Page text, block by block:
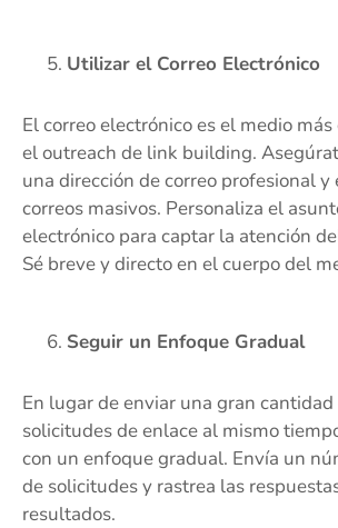
Utilizar el Correo Electrónico
El correo electrónico es el medio
el outreach de link building.
una dirección de correo profesional y
correos masivos. Personaliza el
electrónico para captar la atención
Sé breve y directo en el cuerpo del
Seguir un Enfoque Gradual
En lugar de enviar una gran cantidad
solicitudes de enlace al mismo
con un enfoque gradual. Envía un
de solicitudes y rastrea las
resultados.